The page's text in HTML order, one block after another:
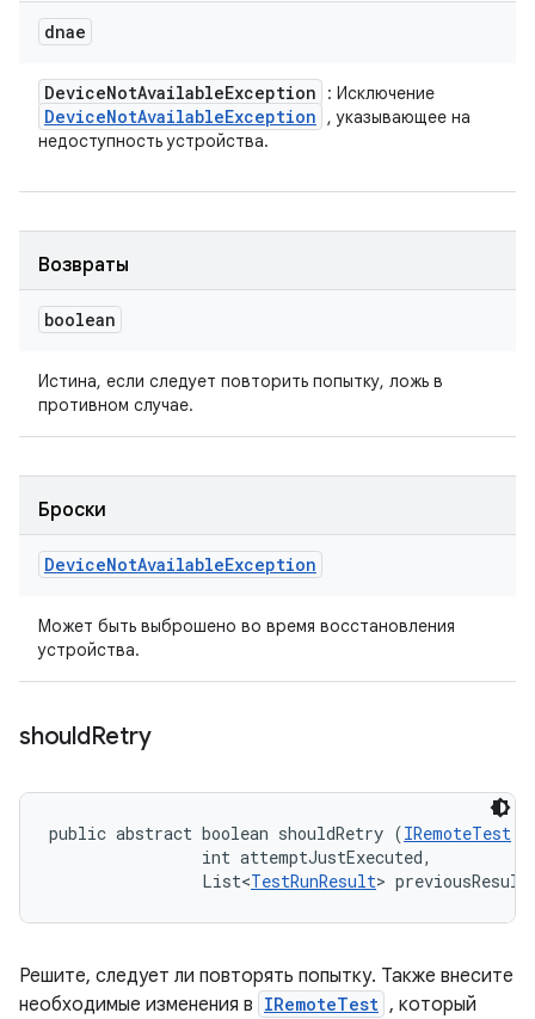
dnae
DeviceNotAvailableException : Исключение
DeviceNotAvailableException
, указывающее на
недоступность устройства.
Возвраты
boolean
Истина, если следует повторить попытку, ложь в
противном случае.
Броски
DeviceNotAvailableException
Может быть выброшено во время восстановления
устройства.
shouldRetry
public abstract boolean shouldRetry (IRemoteTest
                int attemptJustExecuted,
                List<
TestRunResult>
Решите, следует ли повторять попытку. Также внесите
необходимые изменения в IRemoteTest , который